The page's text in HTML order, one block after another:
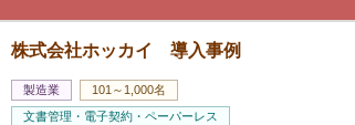
株式会社ホッカイ 導入事例
製造業
101～1,000名
文書管理・電子契約・ペーパーレス